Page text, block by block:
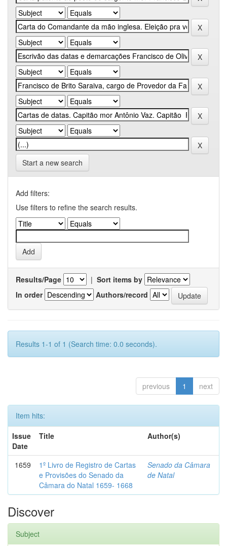
Start a new search
Add filters:
Use filters to refine the search results.
Results/Page | Sort items by
In order
Authors/record
Results 1-1 of 1 (Search time: 0.0 seconds).
previous 1 next
Item hits:
Issue
Date
Title Author(s)
1659
1º Livro de Registro de Cartas
e Provisões do Senado da
Câmara do Natal 1659- 1668
Senado da Câmara
de Natal
Discover
Subject